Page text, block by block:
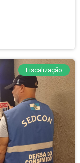
Fiscalização